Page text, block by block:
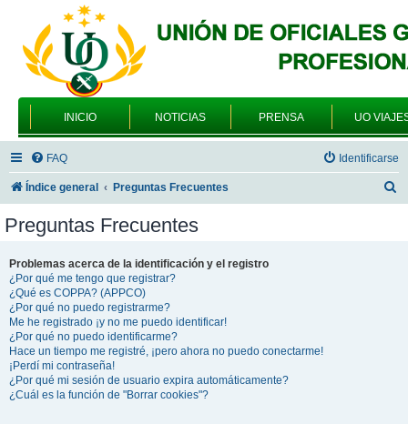
INICIO NOTICIAS PRENSA UO
FAQ Identificarse
Índice general Preguntas Frecuentes
Preguntas Frecuentes
Problemas acerca de la identificación y el registro
¿Por qué me tengo que registrar?
¿Qué es COPPA? (APPCO)
¿Por qué no puedo registrarme?
Me he registrado ¡y no me puedo identificar!
¿Por qué no puedo identificarme?
Hace un tiempo me registré, ¡pero ahora no puedo conectarme!
¡Perdí mi contraseña!
¿Por qué mi sesión de usuario expira automáticamente?
¿Cuál es la función de "Borrar cookies"?